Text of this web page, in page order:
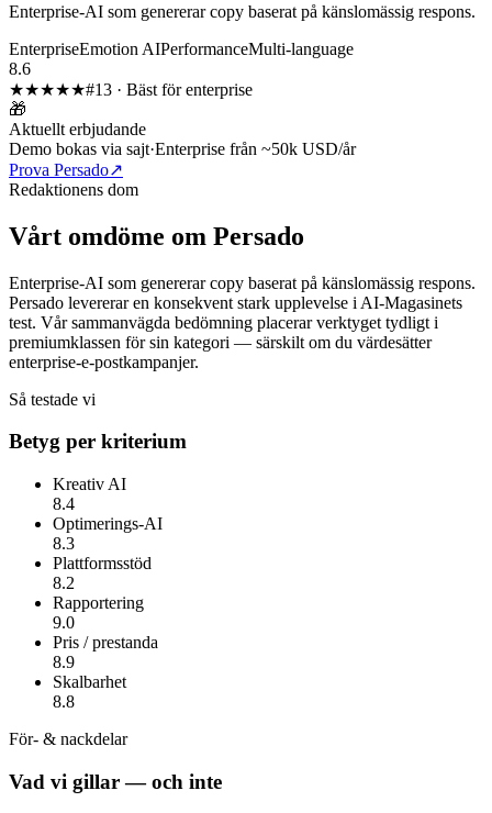
Enterprise-AI som genererar copy baserat på känslomässig respons.
EnterpriseEmotion AIPerformanceMulti-language
8.6
★★★★★#13 · Bäst för enterprise
🎁
Aktuellt erbjudande
Demo bokas via sajt·Enterprise från ~50k USD/år
Prova Persado↗
Redaktionens dom
Vårt omdöme om Persado
Enterprise-AI som genererar copy baserat på känslomässig respons.
Persado levererar en konsekvent stark upplevelse i AI-Magasinets
test. Vår sammanvägda bedömning placerar verktyget tydligt i
premiumklassen för sin kategori — särskilt om du värdesätter
enterprise-e-postkampanjer.
Så testade vi
Betyg per kriterium
Kreativ AI
8.4
Optimerings-AI
8.3
Plattformsstöd
8.2
Rapportering
9.0
Pris / prestanda
8.9
Skalbarhet
8.8
För- & nackdelar
Vad vi gillar — och inte